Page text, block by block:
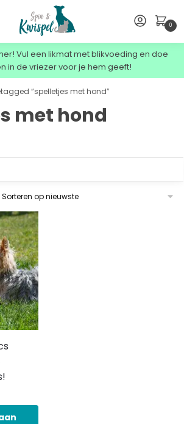
0
Vul een likmat met blikvoeding en doe
in de vriezer voor je hem geeft!
“spelletjes met hond”
met hond